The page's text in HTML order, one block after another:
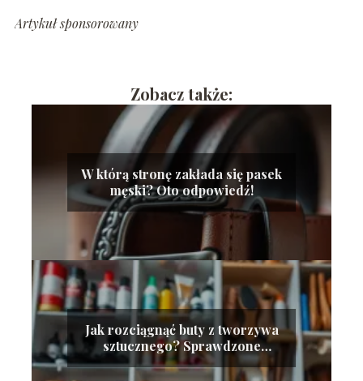
Artykuł sponsorowany
Zobacz także:
W którą stronę zakłada się pasek
męski? Oto odpowiedź!
Jak rozciągnąć buty z tworzywa
sztucznego? Sprawdzone
metody